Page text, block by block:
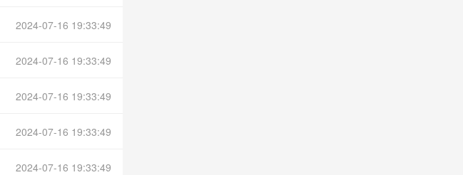
2024-07-16 19:33:49
2024-07-16 19:33:49
2024-07-16 19:33:49
2024-07-16 19:33:49
2024-07-16 19:33:49